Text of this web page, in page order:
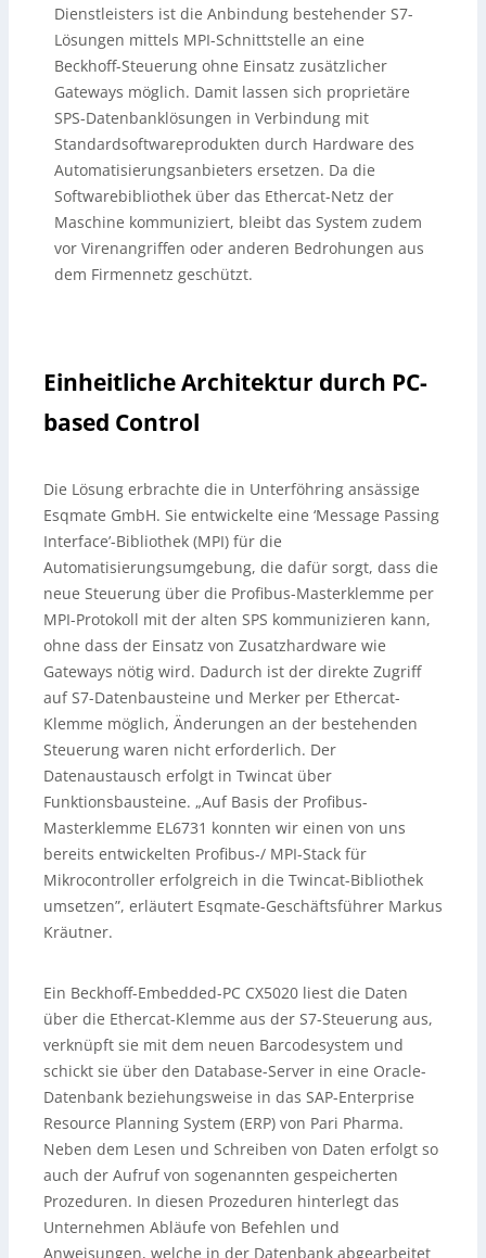
Dienstleisters ist die Anbindung bestehender S7-
Lösungen mittels MPI-Schnittstelle an eine
Beckhoff-Steuerung ohne Einsatz zusätzlicher
Gateways möglich. Damit lassen sich proprietäre
SPS-Datenbanklösungen in Verbindung mit
Standardsoftwareprodukten durch Hardware des
Automatisierungsanbieters ersetzen. Da die
Softwarebibliothek über das Ethercat-Netz der
Maschine kommuniziert, bleibt das System zudem
vor Virenangriffen oder anderen Bedrohungen aus
dem Firmennetz geschützt.
Einheitliche Architektur durch PC-
based Control
Die Lösung erbrachte die in Unterföhring ansässige
Esqmate GmbH. Sie entwickelte eine ‘Message Passing
Interface’-Bibliothek (MPI) für die
Automatisierungsumgebung, die dafür sorgt, dass die
neue Steuerung über die Profibus-Masterklemme per
MPI-Protokoll mit der alten SPS kommunizieren kann,
ohne dass der Einsatz von Zusatzhardware wie
Gateways nötig wird. Dadurch ist der direkte Zugriff
auf S7-Datenbausteine und Merker per Ethercat-
Klemme möglich, Änderungen an der bestehenden
Steuerung waren nicht erforderlich. Der
Datenaustausch erfolgt in Twincat über
Funktionsbausteine. „Auf Basis der Profibus-
Masterklemme EL6731 konnten wir einen von uns
bereits entwickelten Profibus-/ MPI-Stack für
Mikrocontroller erfolgreich in die Twincat-Bibliothek
umsetzen”, erläutert Esqmate-Geschäftsführer Markus
Kräutner.
Ein Beckhoff-Embedded-PC CX5020 liest die Daten
über die Ethercat-Klemme aus der S7-Steuerung aus,
verknüpft sie mit dem neuen Barcodesystem und
schickt sie über den Database-Server in eine Oracle-
Datenbank beziehungsweise in das SAP-Enterprise
Resource Planning System (ERP) von Pari Pharma.
Neben dem Lesen und Schreiben von Daten erfolgt so
auch der Aufruf von sogenannten gespeicherten
Prozeduren. In diesen Prozeduren hinterlegt das
Unternehmen Abläufe von Befehlen und
Anweisungen, welche in der Datenbank abgearbeitet